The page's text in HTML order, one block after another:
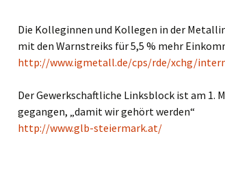
Die Kolleginnen und Kollegen in der
mit den Warnstreiks für 5,5 % mehr
http://www.igmetall.de/cps/rde/xchg/
Der Gewerkschaftliche Linksblock ist am 1.
gegangen, „damit wir gehört werden“
http://www.glb-steiermark.at/